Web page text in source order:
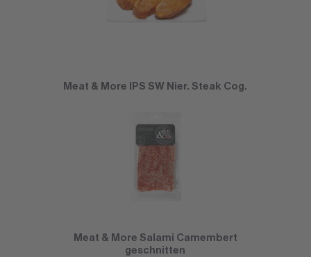
Meat & More IPS SW Nier. Steak Cog.
Meat & More Salami Camembert
geschnitten